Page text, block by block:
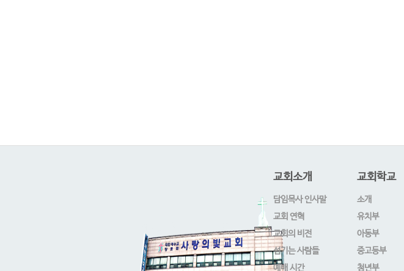
교회소개
담임목사 인사말
교회 연혁
교회의 비전
섬기는 사람들
예배 시간
교회학교
소개
유치부
아동부
중고등부
청년부